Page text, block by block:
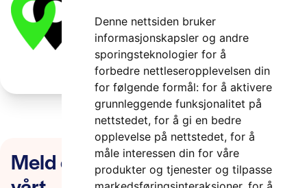
Denne nettsiden bruker
informasjonskapsler og andre
sporingsteknologier for å
forbedre nettleseropplevelsen din
for følgende formål: for å aktivere
grunnleggende funksjonalitet på
nettstedet, for å gi en bedre
opplevelse på nettstedet, for å
måle interessen din for våre
produkter og tjenester og tilpasse
Meld deg på nyhetsbrevet